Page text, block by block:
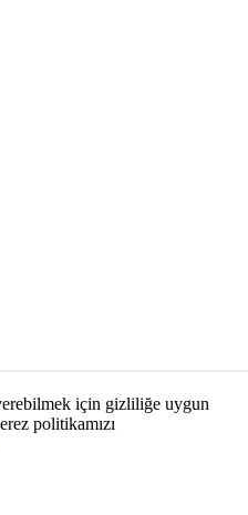
için gizliliğe uygun
politikamızı